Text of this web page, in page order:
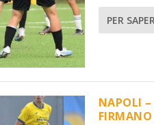
PER
NAPOLI –